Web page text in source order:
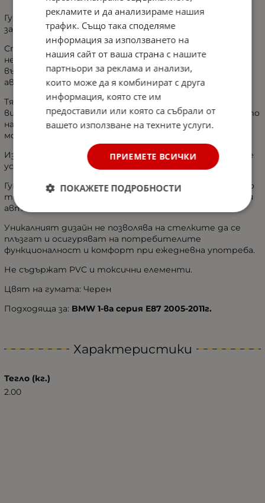
Гумена стелка за багажникDeluxeBossе индивидуална
за различните модели автомобили.
Стелката за багажник
неприятна миризма и предлага стилен и елегантен
външен вид, който допълва интериора на вашия
автомобил.
Тя е изключително издръжлива и разполага с доста
висок праг (тип леген), предотвратяващ разливането
на течности и разпространението на прах върху
мокета в багажника на автомобила Ви.
Изработена от висококачественTPE каучук
, който е
устойчив на топлина и течности.
Гумената стелка е лесна за поставяне и сваляне, като
точно отговаря на размерите на багажника на вашия
автомобил.
Уникалният дизайн не позволява на стелките да се
плъзгат и осигуряват на потребителите
функционалност и комфорт при ежедневна употреба.
Не съдържат PVC и токсични елементи.
Цвят на гумата: Черен
Подходяща за: BMW 1-ва серия E87 2005-2011г.
Характеристики
Тегло (кг.)
2.00
рекламите и да анализираме нашия
трафик. Също така споделяме
информация за използването на
нашия сайт от ваша страна с нашите
партньори за реклама и анализи,
които може да я комбинират с друга
информация, която сте им
предоставили или която са събрали от
вашето използване на техните услуги.
ПРИЕМЕТЕ ВСИЧКИ
ПОКАЖЕТЕ ПОДРОБНОСТИ